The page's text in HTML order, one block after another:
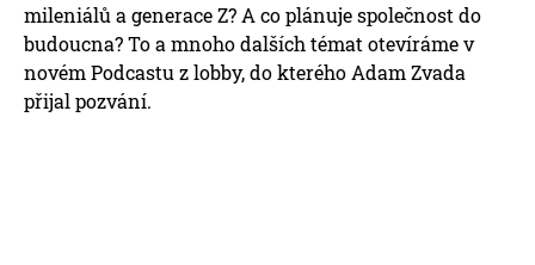
mileniálů a generace Z? A co plánuje společnost do
budoucna? To a mnoho dalších témat otevíráme v
novém Podcastu z lobby, do kterého Adam Zvada
přijal pozvání.